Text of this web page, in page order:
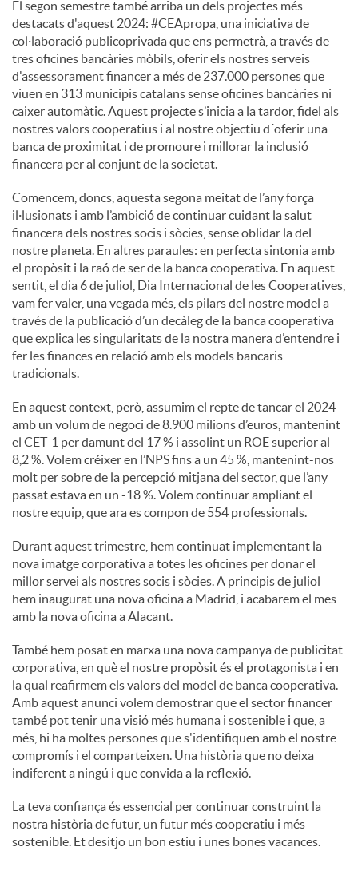
El segon semestre també arriba un dels projectes més
destacats d'aquest 2024: #CEApropa, una iniciativa de
col·laboració publicoprivada que ens permetrà, a través de
tres oficines bancàries mòbils, oferir els nostres serveis
d'assessorament financer a més de 237.000 persones que
viuen en 313 municipis catalans sense oficines bancàries ni
caixer automàtic. Aquest projecte s’inicia a la tardor, fidel als
nostres valors cooperatius i al nostre objectiu d´oferir una
banca de proximitat i de promoure i millorar la inclusió
financera per al conjunt de la societat.
Comencem, doncs, aquesta segona meitat de l’any força
il·lusionats i amb l’ambició de continuar cuidant la salut
financera dels nostres socis i sòcies, sense oblidar la del
nostre planeta. En altres paraules: en perfecta sintonia amb
el propòsit i la raó de ser de la banca cooperativa. En aquest
sentit, el dia 6 de juliol, Dia Internacional de les Cooperatives,
vam fer valer, una vegada més, els pilars del nostre model a
través de la publicació d’un decàleg de la banca cooperativa
que explica les singularitats de la nostra manera d’entendre i
fer les finances en relació amb els models bancaris
tradicionals.
En aquest context, però, assumim el repte de tancar el 2024
amb un volum de negoci de 8.900 milions d’euros, mantenint
el CET-1 per damunt del 17 % i assolint un ROE superior al
8,2 %. Volem créixer en l’NPS fins a un 45 %, mantenint-nos
molt per sobre de la percepció mitjana del sector, que l’any
passat estava en un -18 %. Volem continuar ampliant el
nostre equip, que ara es compon de 554 professionals.
Durant aquest trimestre, hem continuat implementant la
nova imatge corporativa a totes les oficines per donar el
millor servei als nostres socis i sòcies. A principis de juliol
hem inaugurat una nova oficina a Madrid, i acabarem el mes
amb la nova oficina a Alacant.
També hem posat en marxa una nova campanya de publicitat
corporativa, en què el nostre propòsit és el protagonista i en
la qual reafirmem els valors del model de banca cooperativa.
Amb aquest anunci volem demostrar que el sector financer
també pot tenir una visió més humana i sostenible i que, a
més, hi ha moltes persones que s'identifiquen amb el nostre
compromís i el comparteixen. Una història que no deixa
indiferent a ningú i que convida a la reflexió.
La teva confiança és essencial per continuar construint la
nostra història de futur, un futur més cooperatiu i més
sostenible. Et desitjo un bon estiu i unes bones vacances.